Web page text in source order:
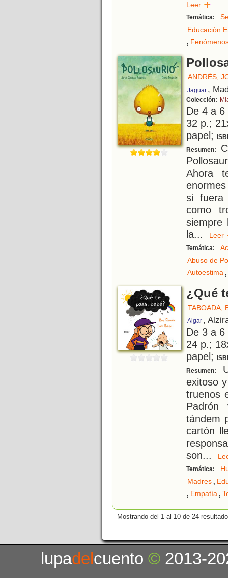
Leer
Temática:
Educación
,
ANDRÉS,
Jaguar ,
Colección:
De 4 a
32 p.;
papel;
Resumen:
Ahora
si fuera
como
siempre
la...
Temática:
Abuso de
Autoestima,
¿Qué
TABOADA,
Algar ,
De 3 a
24 p.;
papel;
Resumen:
exitoso
truenos
Padrón
tándem
cartón
son...
Temática:
Madres,
, Empatía,
Mostrando del 1 al 10 de 24
lupadelcuento© 2013-